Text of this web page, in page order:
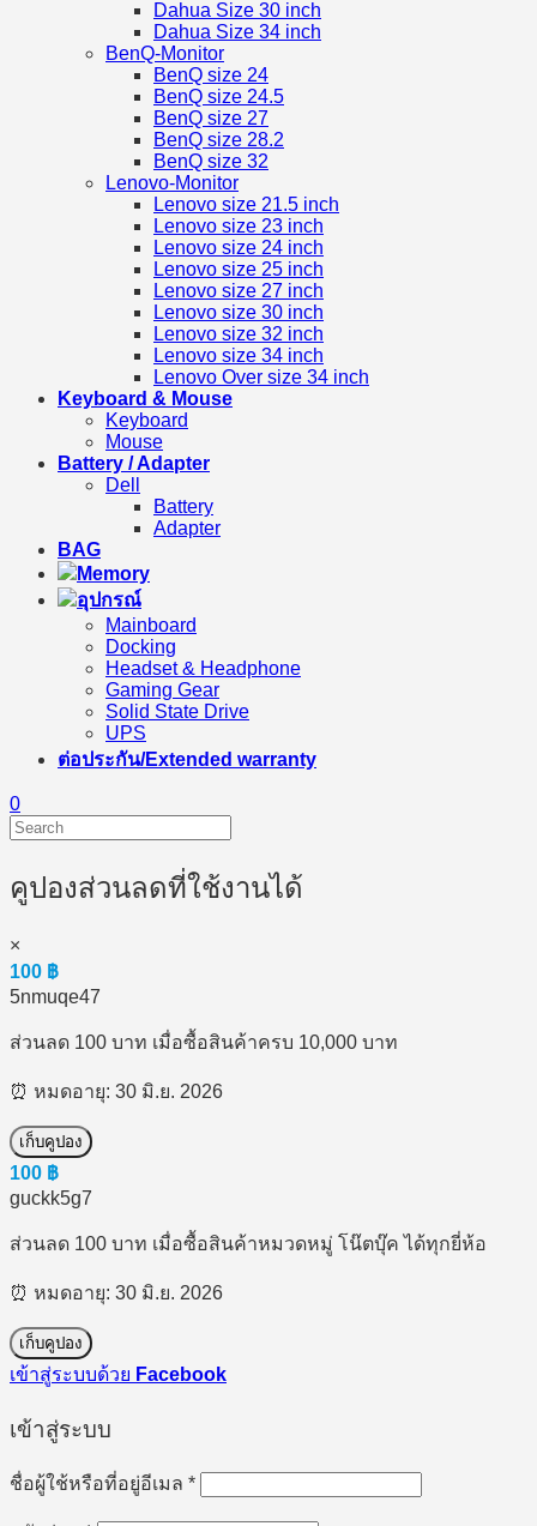
Dahua Size 30 inch
Dahua Size 34 inch
BenQ-Monitor
BenQ size 24
BenQ size 24.5
BenQ size 27
BenQ size 28.2
BenQ size 32
Lenovo-Monitor
Lenovo size 21.5 inch
Lenovo size 23 inch
Lenovo size 24 inch
Lenovo size 25 inch
Lenovo size 27 inch
Lenovo size 30 inch
Lenovo size 32 inch
Lenovo size 34 inch
Lenovo Over size 34 inch
Keyboard & Mouse
Keyboard
Mouse
Battery / Adapter
Dell
Battery
Adapter
BAG
Memory
อุปกรณ์
Mainboard
Docking
Headset & Headphone
Gaming Gear
Solid State Drive
UPS
ต่อประกัน/Extended warranty
0
คูปองส่วนลดที่ใช้งานได้
×
100 ฿
5nmuqe47
ส่วนลด 100 บาท เมื่อซื้อสินค้าครบ 10,000 บาท
⏰ หมดอายุ: 30 มิ.ย. 2026
เก็บคูปอง
100 ฿
guckk5g7
ส่วนลด 100 บาท เมื่อซื้อสินค้าหมวดหมู่ โน๊ตบุ๊ค ได้ทุกยี่ห้อ
⏰ หมดอายุ: 30 มิ.ย. 2026
เก็บคูปอง
เข้าสู่ระบบด้วย Facebook
เข้าสู่ระบบ
ชื่อผู้ใช้หรือที่อยู่อีเมล *ต้องการ